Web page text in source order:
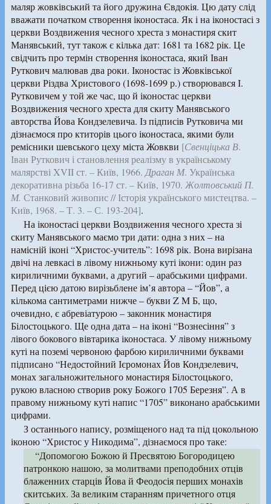
маляр жовківський та його дружина Євдокія. Цю дату слід
вважати початком створення іконостаса. Як і на іконостасі з
церкви Воздвижения чесного хреста з монастиря скит
Манявський, тут також є кілька дат: 1681 та 1682 рік. Це
свідчить про термін створення іконостаса, який Іван
Руткович малював два роки. Іконостас із Жовківської
церкви Різдва Христового (1698-1699 р.) створювався І.
Рутковичем у той же час, що й іконостас церкви
Воздвижения чесного хреста для скиту Манявського
авторства Йова Кондзелевича. Із підписів Рутковича ми
дізнаємося про ктиторів цього іконостаса, якими були
ремісники шевського цеху міста Жовкви [Свенціцька В.
Іван Руткович і становлення реалізму в українському
малярстві XVII ст. – Київ, 1966.Драган М. Українська
декоративна різьба 16-17 ст. – Київ, 1970. Жолтовський П.
М. Станковий живопис // Історія українського мистецтва. –
Київ, 1968. – Т. 3. – С. 193-204].
На іконостасі церкви Воздвижения чесного хреста зі
скиту Манявського маємо три дати: одна з них – на
намісній іконі “Христос-учитель”: 1698 рік. Вона вирізана
двічі на левкасі в лівому нижньому куті ікони: один раз
кириличними буквами, а другий – арабськими цифрами.
Перед цією датою вирізьблене ім’я автора – “Йов”, а
кількома сантиметрами нижче – букви Z M Б, що,
очевидно, є абревіатурою – законник монастиря
Білостоцького. Ще одна дата – на іконі “Вознесіння” з
лівого бокового вівтарика іконостаса. У лівому нижньому
куті на поземі червоною фарбою кириличними буквами
підписано “Недостойний Ієромонах Йов Кондзелевич,
монах загальножительного монастиря Білостоцького,
рукою власною створив року Божого 1705 Березня”. А в
правому нижньому куті напис “1705” виконано арабськими
цифрами.
З останнього напису, розміщеного над та під цокольною
іконою “Христос у Никодима”, дізнаємося про таке:
“Допомогою Божою й Пресвятою Богородицею
патронкою нашою, за молитвами преподобних отців
блаженних старців Йова й Феодосія перших монахів
скитських. За великим старанням причетного отця